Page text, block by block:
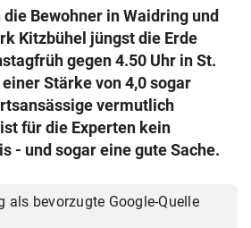
& Co KG 2026
Bewohner in Waidring und
Kitzbühel jüngst die Erde
gegen 4.50 Uhr in St.
Stärke von 4,0 sogar
vermutlich
für die Experten kein
- und sogar eine gute Sache.
als bevorzugte Google-Quelle